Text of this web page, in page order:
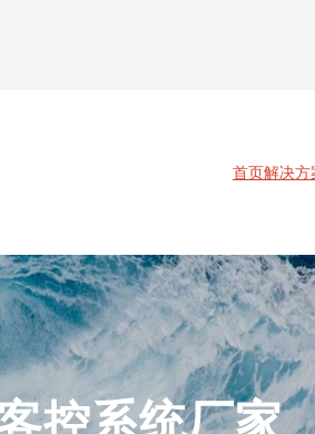
首页解决方
控系统厂家